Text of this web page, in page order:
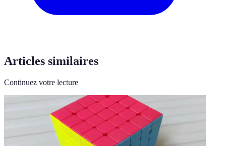
Articles similaires
Continuez votre lecture